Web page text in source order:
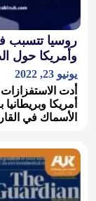
روسيا تتسبب
وأمريكا حول
يونيو 23, 2022
أدت
أمريكا
الأسماك في